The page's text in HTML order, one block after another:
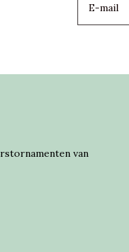
van